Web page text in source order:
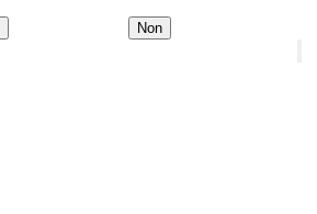
Non